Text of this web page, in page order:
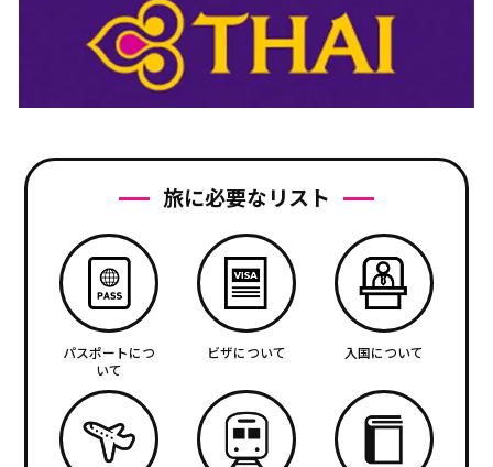
旅に必要なリスト
パスポートにつ
いて
ビザについて 入国について